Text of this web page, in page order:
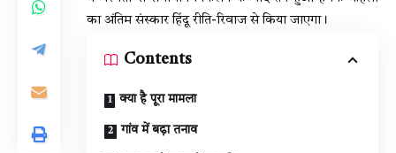
का अंतिम संस्कार हिंदू रीति-रिवाज से किया जाएगा।
Contents
क्या है पूरा मामला
गांव में बढ़ा तनाव